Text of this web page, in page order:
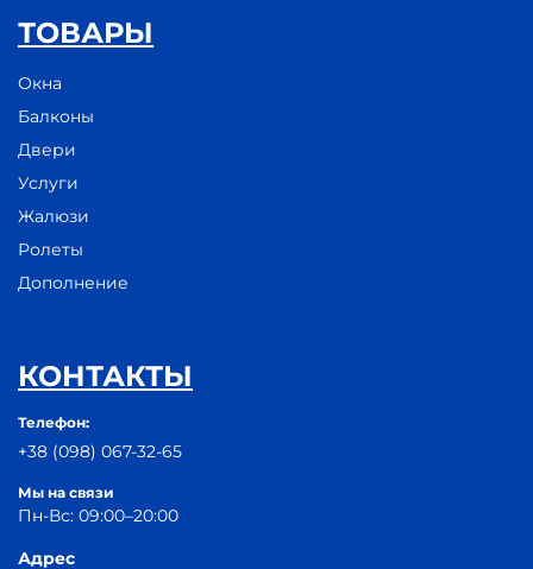
ТОВАРЫ
Окна
Балконы
Двери
Услуги
Жалюзи
Ролеты
Дополнение
КОНТАКТЫ
Телефон:
+38 (098) 067-32-65
Мы на связи
Пн-Вс: 09:00–20:00
Адрес